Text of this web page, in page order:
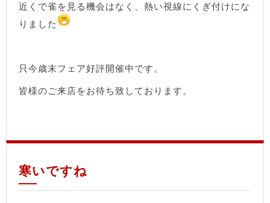
近くで雀を見る機会はなく、熱い視線にくぎ付けにな
りました
只今歳末フェア好評開催中です。
皆様のご来店をお待ち致しております。
寒いですね